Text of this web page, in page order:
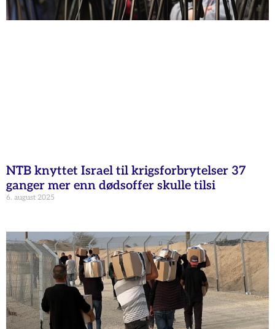
NTB knyttet Israel til krigsforbrytelser 37
ganger mer enn dødsoffer skulle tilsi
6. august 2025